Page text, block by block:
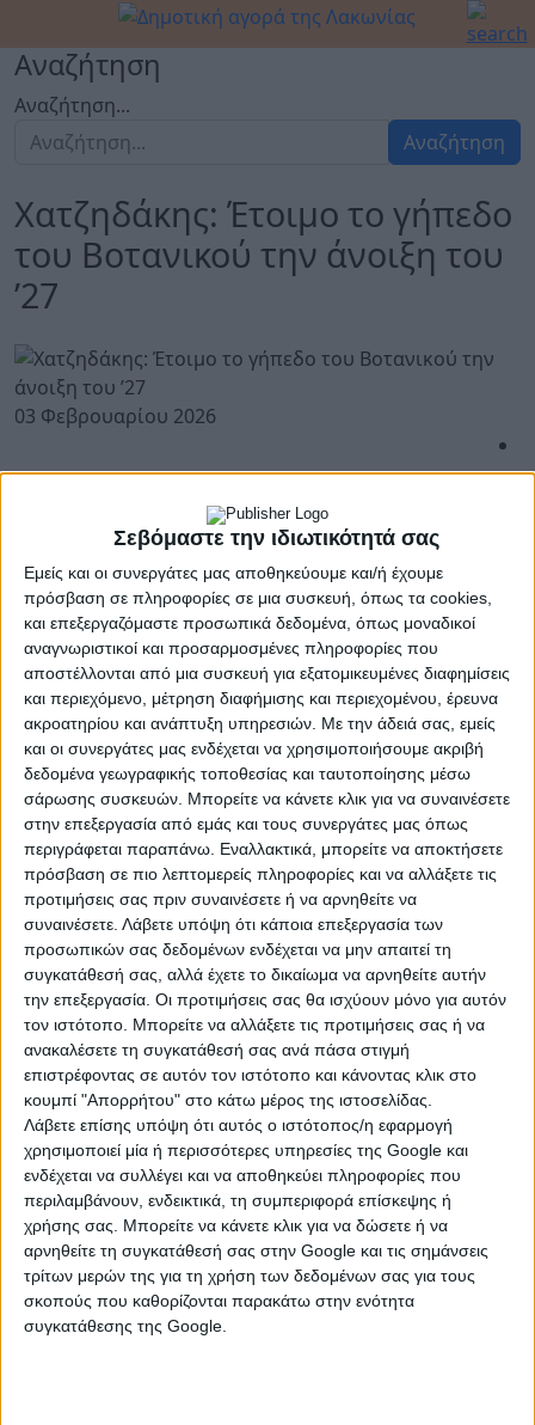
Σεβόμαστε την ιδιωτικότητά σας
Εμείς και οι συνεργάτες μας αποθηκεύουμε και/ή έχουμε
πρόσβαση σε πληροφορίες σε μια συσκευή, όπως τα cookies,
και επεξεργαζόμαστε προσωπικά δεδομένα, όπως μοναδικοί
αναγνωριστικοί και προσαρμοσμένες πληροφορίες που
αποστέλλονται από μια συσκευή για εξατομικευμένες διαφημίσεις
και περιεχόμενο, μέτρηση διαφήμισης και περιεχομένου, έρευνα
ακροατηρίου και ανάπτυξη υπηρεσιών. Με την άδειά σας, εμείς
και οι συνεργάτες μας ενδέχεται να χρησιμοποιήσουμε ακριβή
δεδομένα γεωγραφικής τοποθεσίας και ταυτοποίησης μέσω
σάρωσης συσκευών. Μπορείτε να κάνετε κλικ για να συναινέσετε
στην επεξεργασία από εμάς και τους συνεργάτες μας όπως
περιγράφεται παραπάνω. Εναλλακτικά, μπορείτε να αποκτήσετε
πρόσβαση σε πιο λεπτομερείς πληροφορίες και να αλλάξετε τις
προτιμήσεις σας πριν συναινέσετε ή να αρνηθείτε να
συναινέσετε. Λάβετε υπόψη ότι κάποια επεξεργασία των
προσωπικών σας δεδομένων ενδέχεται να μην απαιτεί τη
συγκατάθεσή σας, αλλά έχετε το δικαίωμα να αρνηθείτε αυτήν
την επεξεργασία. Οι προτιμήσεις σας θα ισχύουν μόνο για αυτόν
τον ιστότοπο. Μπορείτε να αλλάξετε τις προτιμήσεις σας ή να
ανακαλέσετε τη συγκατάθεσή σας ανά πάσα στιγμή
επιστρέφοντας σε αυτόν τον ιστότοπο και κάνοντας κλικ στο
κουμπί "Απορρήτου" στο κάτω μέρος της ιστοσελίδας.
Λάβετε επίσης υπόψη ότι αυτός ο ιστότοπος/η εφαρμογή
χρησιμοποιεί μία ή περισσότερες υπηρεσίες της Google και
ενδέχεται να συλλέγει και να αποθηκεύει πληροφορίες που
περιλαμβάνουν, ενδεικτικά, τη συμπεριφορά επίσκεψης ή
χρήσης σας. Μπορείτε να κάνετε κλικ για να δώσετε ή να
αρνηθείτε τη συγκατάθεσή σας στην Google και τις σημάνσεις
τρίτων μερών της για τη χρήση των δεδομένων σας για τους
σκοπούς που καθορίζονται παρακάτω στην ενότητα
συγκατάθεσης της Google.
Αναζήτηση
Αναζήτηση...
Αναζήτηση
Χατζηδάκης: Έτοιμο το γήπεδο
του Βοτανικού την άνοιξη του
’27
03 Φεβρουαρίου 2026
Χατζηδάκης: «Έτοιμο το γήπεδο του Βοτανικού την
άνοιξη του ’27, το χρωστάμε στον Παναθηναϊκό»
Τα έργα στον Βοτανικό συνεχίζονται με γοργούς
ρυθμούς, ώστε να υλοποιηθεί το χρονοδιάγραμμα
κατασκευής του νέου γηπέδου του Παναθηναϊκού,
που το θέλει να είναι έτοιμο την άνοιξη του 2027.
Τη βεβαιότητά του γι’ αυτό εξέφρασε και ο
αντιπρόεδρος της κυβέρνησης, Κωστής
Χατζηδάκης, αναφέροντας σε ανάρτησή του:
«Το νέο σύγχρονο γήπεδο του Παναθηναϊκού στον Βοτανικό
θα είναι πραγματικότητα την άνοιξη του 2027. Το χρωστάμε
στον Παναθηναϊκό, διότι οι άλλες δύο μεγάλες ομάδες της
Πρωτεύουσας έχουν τα δικά τους σύγχρονα γήπεδα.
Κάνουμε, λοιπόν, ό,τι μπορούμε για να προχωρήσουμε το
ταχύτερο δυνατό.
Αυτό υπογράμμισα χθες στη συγκινητική εκδήλωση των
Παλαίμαχων του Παναθηναϊκού, με τους οποίους μας
ενώνει η αγάπη μας για το Τριφύλλι. Και όλους εμάς που δεν
είμαστε αθλητές, μας ενώνει βεβαίως και ο θαυμασμός
απέναντι στους «μύθους» του Παναθηναϊκού, στους
πρωταθλητές μας εδώ και δεκαετίες».
πηγή: filathlos